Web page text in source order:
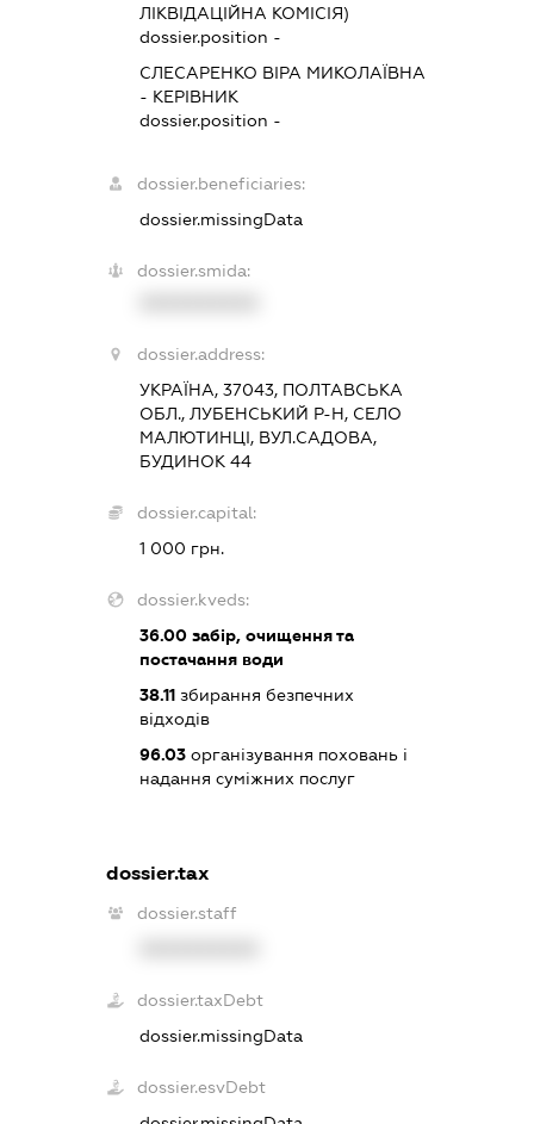
ЛІКВІДАЦІЙНА КОМІСІЯ)
dossier.position -
СЛЕСАРЕНКО ВІРА МИКОЛАЇВНА
- КЕРІВНИК
dossier.position -
dossier.beneficiaries:
dossier.missingData
dossier.smida:
dossier.address:
УКРАЇНА, 37043, ПОЛТАВСЬКА
ОБЛ., ЛУБЕНСЬКИЙ Р-Н, СЕЛО
МАЛЮТИНЦІ, ВУЛ.САДОВА,
БУДИНОК 44
dossier.capital:
1 000 грн.
dossier.kveds:
36.00забір, очищення та
постачання води
38.11збирання безпечних
відходів
96.03організування поховань і
надання суміжних послуг
dossier.tax
dossier.staff
dossier.taxDebt
dossier.missingData
dossier.esvDebt